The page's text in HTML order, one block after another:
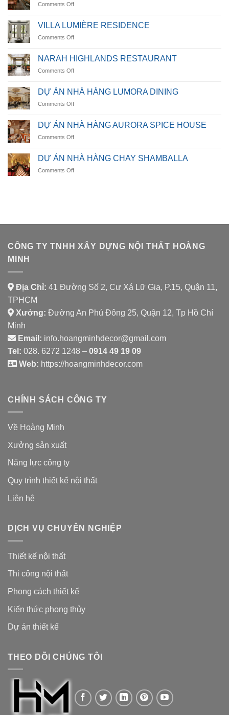
Comments Offon
HÀNG
OCEANICA
VILLA LUMIÈRE RESIDENCE
Comments Offon
LUMIÈRE
RESIDENCE
NARAH HIGHLANDS RESTAURANT
Comments Offon
HIGHLANDS
RESTAURANT
DỰ ÁN NHÀ HÀNG LUMORA DINING
Comments Offon
ÁN
NHÀ
HÀNG
DINING
DỰ ÁN NHÀ HÀNG AURORA SPICE HOUSE
Comments Offon
ÁN
NHÀ
HÀNG
DỰ ÁN NHÀ HÀNG CHAY SHAMBALLA
Comments Offon
CÔNG TY TNHH XÂY DỰNG NỘI THẤT HOÀNG
MINH
Địa Chỉ: 41 Đường Số 2, Cư Xá Lữ Gia, P.15, Quận 11,
TPHCM
Xưởng: Đường An Phú Đông 25, Quận 12, Tp Hồ Chí
Minh
Email: info.hoangminhdecor@gmail.com
Tel: 028. 6272 1248 – 0914 49 19 09
Web: https://hoangminhdecor.com
CHÍNH SÁCH CÔNG TY
Về Hoàng Minh
Xưởng sản xuất
Năng lực công ty
Quy trình thiết kế nội thất
Liên hệ
DỊCH VỤ CHUYÊN NGHIỆP
Thiết kế nội thất
Thi công nội thất
Phong cách thiết kế
Kiến thức phong thủy
Dự án thiết kế
THEO DÕI CHÚNG TÔI